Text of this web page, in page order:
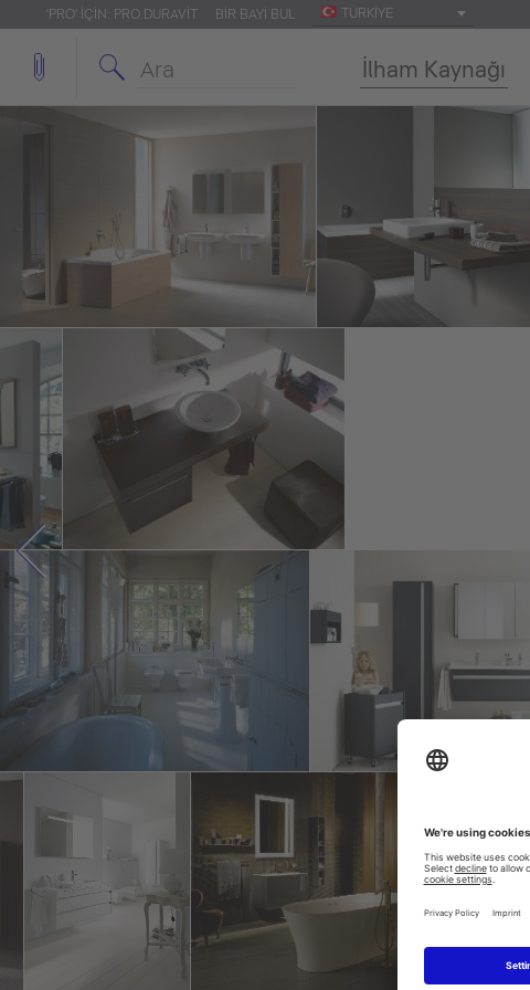
'PRO' IÇIN: PRO.DURAVIT BIR BAYI BUL TÜRKIYE
İlham Kaynağı